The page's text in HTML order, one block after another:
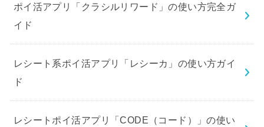
ポイ活アプリ「クラシルリワード」の使い方完全ガ
イド
レシート系ポイ活アプリ「レシーカ」の使い方ガイ
ド
レシートポイ活アプリ「CODE（コード）」の使い